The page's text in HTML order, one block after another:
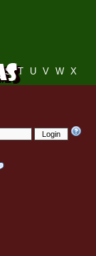
Login
S T U V W X